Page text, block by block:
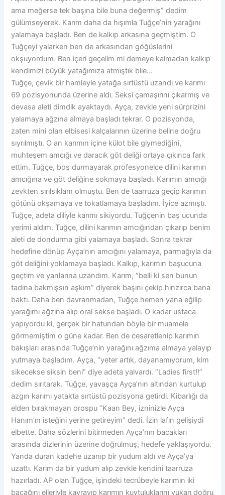
ama meğerse tek başına bile buna değermiş” dedim
gülümseyerek. Karım daha da hışımla Tuğçe’nin yarağını
yalamaya başladı. Ben de kalkıp arkasına geçmiştim. O
Tuğçeyi yalarken ben de arkasından göğüslerini
okşuyordum. Ben içeri geçelim mi demeye kalmadan kalkıp
kendimizi büyük yatağımıza atmıştık bile…
Tuğçe, çevik bir hamleyle yatağa sırtüstü uzandı ve karımı
69 pozisyonunda üzerine aldı. Seksi çamaşırını çıkarmış ve
devasa aleti dimdik ayaktaydı. Ayça, zevkle yeni sürprizini
yalamaya ağzına almaya başladı tekrar. O pozisyonda,
zaten mini olan elbisesi kalçalarının üzerine beline doğru
sıyrılmıştı. O an karımın içine külot bile giymediğini,
muhteşem amcığı ve daracık göt deliği ortaya çıkınca fark
ettim. Tuğçe, boş durmayarak profesyonelce dilini karımın
amcığına ve göt deliğine sokmaya başladı. Karımın amcığı
zevkten sırılsıklam olmuştu. Ben de taarruza geçip karımın
götünü okşamaya ve tokatlamaya başladım. İyice azmıştı.
Tuğçe, adeta diliyle karımı sikiyordu. Tuğçenin baş ucunda
yerimi aldım. Tuğçe, dilini karımın amcığından çıkarıp benim
aleti de dondurma gibi yalamaya başladı. Sonra tekrar
hedefine dönüp Ayça’nın amcığını yalamaya, parmağıyla da
göt deliğini yoklamaya başladı. Kalkıp, karımın başucuna
geçtim ve yanlarına uzandım. Karım, “belli ki sen bunun
tadına bakmışsın aşkım” diyerek başını çekip hınzırca bana
baktı. Daha ben davranmadan, Tuğçe hemen yana eğilip
yarağımı ağzına alıp oral sekse başladı. O kadar ustaca
yapıyordu ki, gerçek bir hatundan böyle bir muamele
görmemiştim o güne kadar. Ben de cesaretlenip karımın
bakışları arasında Tuğçe’nin yarağını ağzıma almaya yalayıp
yutmaya başladım. Ayça, “yeter artık, dayanamıyorum, kim
sikecekse siksin beni” diye adeta yalvardı. “Ladies first!!”
dedim sırıtarak. Tuğçe, yavaşça Ayça’nın altından kurtulup
azgın karımı yatakta sırtüstü pozisyona getirdi. Kibarlığı da
elden bırakmayan orospu “Kaan Bey, izninizle Ayça
Hanım’ın isteğini yerine getireyim” dedi. İzin lafın gelişiydi
elbette. Daha sözlerini bitirmeden Ayça’nın bacakları
arasında dizlerinin üzerine doğrulmuş, hedefe yaklaşıyordu.
Yanda duran kadehe uzanıp bir yudum aldı ve Ayça’ya
uzattı. Karım da bir yudum alıp zevkle kendini taarruza
hazırladı. AP olan Tuğçe, işindeki tecrübeyle karımın iki
bacağını elleriyle kavrayıp karımın kuytuluklarını yukarı doğru